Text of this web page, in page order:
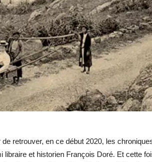
retrouver, en ce début 2020, les
libraire et historien François Doré. Et cette